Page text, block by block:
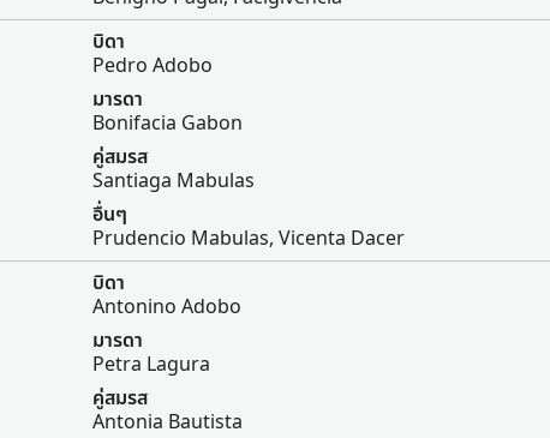
บิดา
Pedro Adobo
มารดา
Bonifacia Gabon
คู่สมรส
Santiaga Mabulas
อื่นๆ
Prudencio Mabulas, Vicenta Dacer
บิดา
Antonino Adobo
มารดา
Petra Lagura
คู่สมรส
Antonia Bautista